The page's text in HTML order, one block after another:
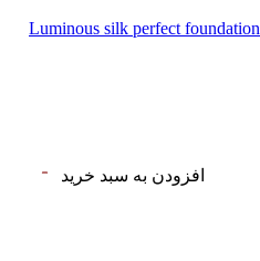
کرم پودرجورجیوآرمانی کد 3.5 | Luminous silk perfect foundation
افزودن به سبد خرید